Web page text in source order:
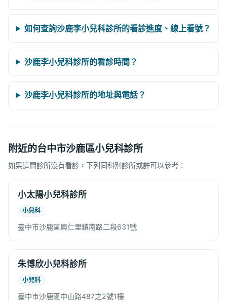
如何查詢沙鹿李小兒科診所的看診進度、線上看號？
沙鹿李小兒科診所的看診時間？
沙鹿李小兒科診所的地址與電話？
附近的台中市沙鹿區小兒科診所
如果這間診所沒有看診，下列同科別診所或許可以參考：
小太陽小兒科診所
小兒科
臺中市沙鹿區興仁里鎮南路二段631號
朱博欣小兒科診所
小兒科
臺中市沙鹿區中山路487之2號1樓